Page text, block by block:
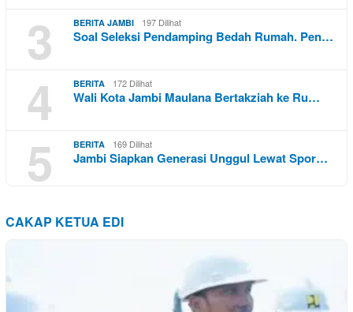
3 BERITA JAMBI 197 Dilihat
Soal Seleksi Pendamping Bedah Rumah. Pen…
4 BERITA 172 Dilihat
Wali Kota Jambi Maulana Bertakziah ke Ru…
5 BERITA 169 Dilihat
Jambi Siapkan Generasi Unggul Lewat Spor…
CAKAP KETUA EDI